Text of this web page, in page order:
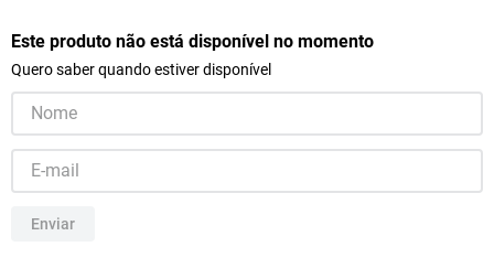
Este produto não está disponível no momento
Quero saber quando estiver disponível
Enviar
7º
dipirona
8º
tadalafila
lola
10º fraldas geriátricas